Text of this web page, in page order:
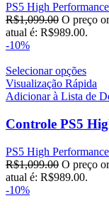
PS5 High Performance
R$1,099.00 O preço
atual é: R$989.00.
-10%
Selecionar opções
Visualização Rápida
Adicionar à Lista de
Controle PS5
PS5 High Performance
R$1,099.00 O preço
atual é: R$989.00.
-10%